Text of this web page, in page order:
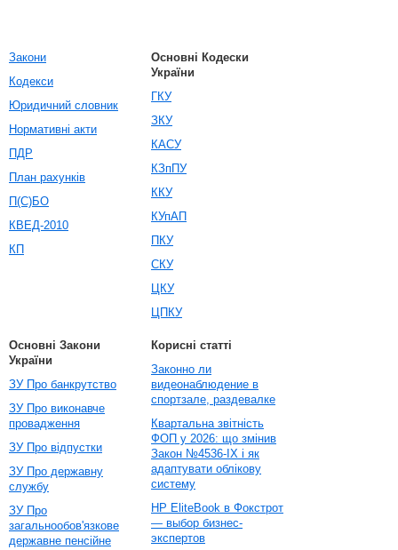
Закони
Кодекси
Юридичний словник
Нормативні акти
ПДР
План рахунків
П(С)БО
КВЕД-2010
КП
Основні Кодески
України
ГКУ
ЗКУ
КАСУ
КЗпПУ
ККУ
КУпАП
ПКУ
СКУ
ЦКУ
ЦПКУ
Основні Закони
України
ЗУ Про банкрутство
ЗУ Про виконавче
провадження
ЗУ Про відпустки
ЗУ Про державну
службу
ЗУ Про
загальнообов'язкове
державне пенсійне
Корисні статті
Законно ли
видеонаблюдение в
спортзале, раздевалке
Квартальна звітність
ФОП у 2026: що змінив
Закон №4536-IX і як
адаптувати облікову
систему
HP EliteBook в Фокстрот
— выбор бизнес-
экспертов